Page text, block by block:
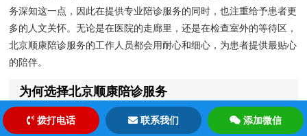
务深知这一点，因此在提供专业陪诊服务的同时，也注重给予患者更
多的人文关怀。无论是在医院的走廊里，还是在检查室外的等待区，
北京顺康陪诊服务的工作人员都会用耐心和细心，为患者提供最贴心
的陪伴。
为何选择北京顺康陪诊服务
在众多的陪诊服务中，北京顺康陪诊服务凭借其专业、高效和人性化
拨打电话 联系我们 添加微信